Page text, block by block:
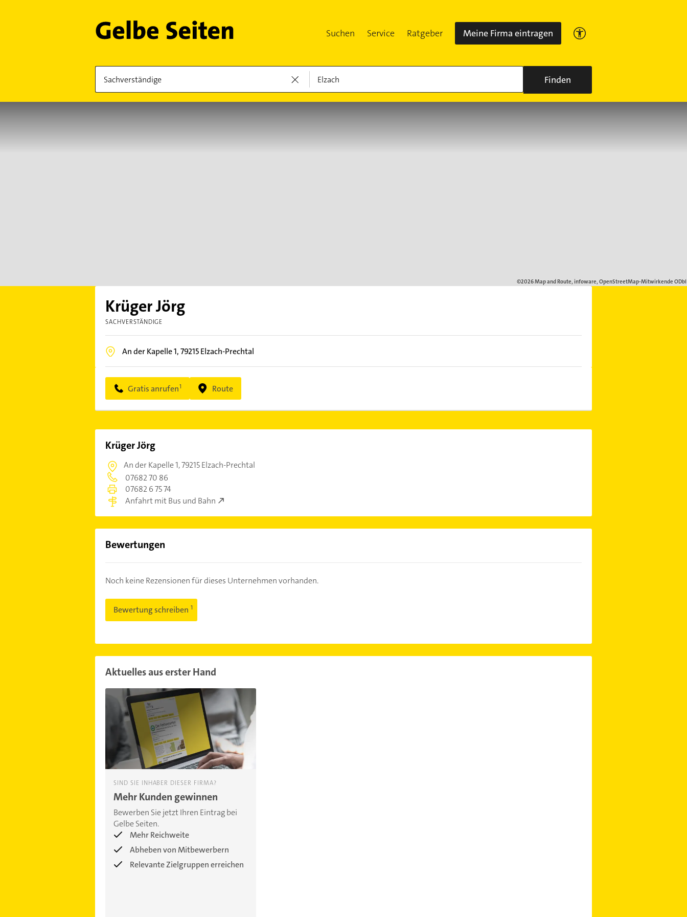
Suchen Service Ratgeber Meine Firma eintragen
Finden
Krüger Jörg
SACHVERSTÄNDIGE
An der Kapelle 1,79215Elzach-Prechtal
Gratis anrufen Route
Krüger Jörg
An der Kapelle 1,79215 Elzach-Prechtal
07682 70 86
07682 6 75 74
Anfahrt mit Bus und Bahn
Bewertungen
Noch keine Rezensionen für dieses Unternehmen vorhanden.
Bewertung schreiben
Aktuelles aus erster Hand
SIND SIE INHABER DIESER FIRMA?
Mehr Kunden gewinnen
Bewerben Sie jetzt Ihren Eintrag bei
Gelbe Seiten.
Mehr Reichweite
Abheben von Mitbewerbern
Relevante Zielgruppen erreichen